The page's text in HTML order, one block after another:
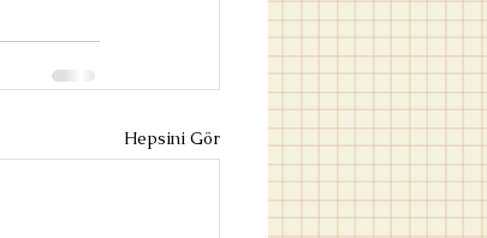
Hepsini Gör